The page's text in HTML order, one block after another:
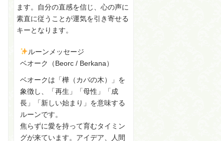
ます。自分の直感を信じ、心の声に
素直に従うことが運気を引き寄せる
キーとなります。
ルーンメッセージ
ベオーク（Beorc / Berkana）
ベオークは「樺（カバの木）」を
象徴し、「再生」「母性」「成
長」「新しい始まり」を意味する
ルーンです。
焦らずに愛を持って育むタイミン
グが来ています。アイデア、人間